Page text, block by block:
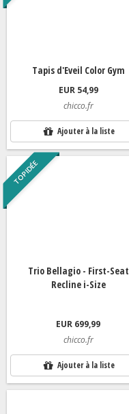
Tapis d'Eveil Color Gym
EUR 54,99
chicco.fr
Ajouter à la liste
TOP IDÉE
Trio Bellagio - First-Seat
Recline i-Size
EUR 699,99
chicco.fr
Ajouter à la liste